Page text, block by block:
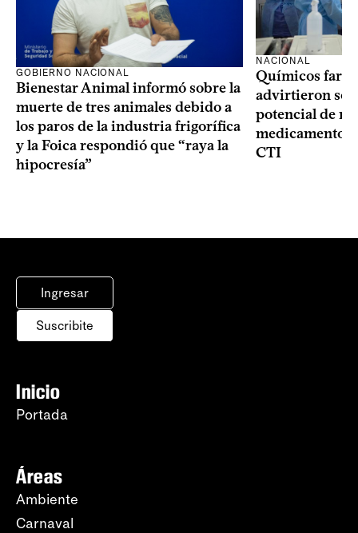
GOBIERNO NACIONAL
Bienestar Animal informó sobre la
muerte de tres animales debido a
los paros de la industria frigorífica
y la Foica respondió que “raya la
hipocresía”
NACIONAL
Químicos
advirtieron
potencial de
medicamentos
CTI
Ingresar
Suscribite
Inicio
Portada
Áreas
Ambiente
Carnaval